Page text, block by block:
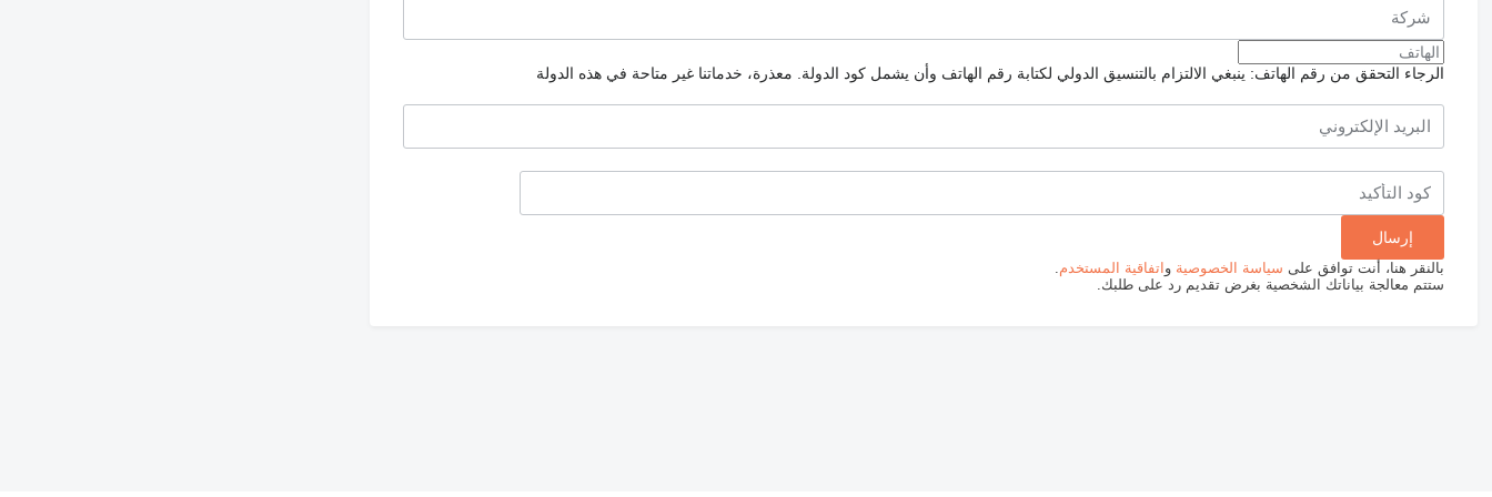
الرجاء التحقق من رقم الهاتف: ينبغي الالتزام بالتنسيق الدولي لكتابة رقم الهاتف وأن يشمل كود الدولة. معذرة، خدماتنا غير متاحة في هذه الدولة
بالنقر هنا، أنت توافق على سياسة الخصوصية و اتفاقية المستخدم.
ستتم معالجة بياناتك الشخصية بغرض تقديم رد على طلبك.